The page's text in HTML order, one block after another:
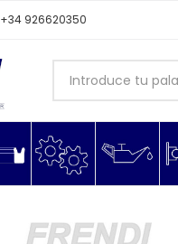
+34 926620350